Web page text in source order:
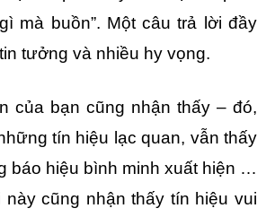
mà buồn”. Một câu trả lời đầy
tưởng và nhiều hy vọng.
của bạn cũng nhận thấy – đó,
tín hiệu lạc quan, vẫn thấy
báo hiệu bình minh xuất hiện …
này cũng nhận thấy tín hiệu vui